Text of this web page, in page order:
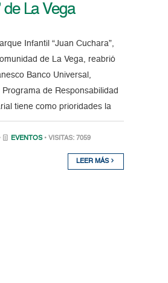
de La Vega
Infantil “Juan Cuchara”,
de La Vega, reabrió
Banco Universal,
Programa de Responsabilidad
tiene como prioridades la
EVENTOS • VISITAS: 7059
LEER MÁS